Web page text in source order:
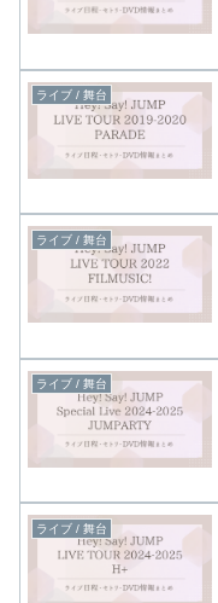
ライブ / 舞台
ライブ / 舞台
ライブ / 舞台
ライブ / 舞台